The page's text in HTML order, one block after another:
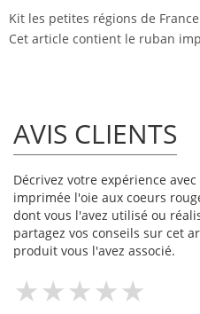
Kit les petites régions de
Cet article contient le ruban
AVIS CLIENTS
Décrivez votre expérience
imprimée l'oie aux coeurs
dont vous l'avez utilisé ou
partagez vos conseils sur cet
produit vous l'avez associé.